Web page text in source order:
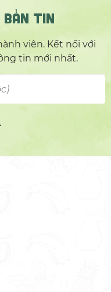
BẢN TIN
viên. Kết nối với
tin mới nhất.